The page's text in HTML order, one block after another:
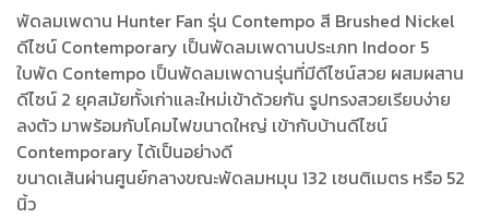
พัดลมเพดาน Hunter Fan รุ่น Contempo สี Brushed Nickel
ดีไซน์ Contemporary เป็นพัดลมเพดานประเภท Indoor 5
ใบพัด Contempo เป็นพัดลมเพดานรุ่นที่มีดีไซน์สวย ผสมผสาน
ดีไซน์ 2 ยุคสมัยทั้งเก่าและใหม่เข้าด้วยกัน รูปทรงสวยเรียบง่าย
ลงตัว มาพร้อมกับโคมไฟขนาดใหญ่ เข้ากับบ้านดีไซน์
Contemporary ได้เป็นอย่างดี
ขนาดเส้นผ่านศูนย์กลางขณะพัดลมหมุน 132 เซนติเมตร หรือ 52
นิ้ว